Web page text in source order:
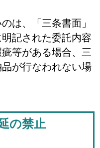
は、「三条書面」
記された委託内容
等がある場合、三
が行なわれない場
の禁止